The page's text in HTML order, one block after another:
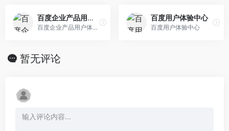
百度企业产品用户体验中心
百度企业产品用户体验中心
百度用户体验中心
百度用户体验中心
暂无评论